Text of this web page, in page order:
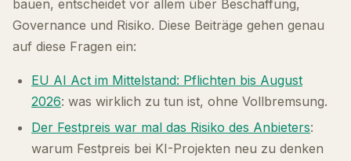
bauen, entscheidet vor allem über Beschaffung,
Governance und Risiko. Diese Beiträge gehen genau
auf diese Fragen ein:
EU AI Act im Mittelstand: Pflichten bis August
2026: was wirklich zu tun ist, ohne Vollbremsung.
Der Festpreis war mal das Risiko des Anbieters:
warum Festpreis bei KI-Projekten neu zu denken